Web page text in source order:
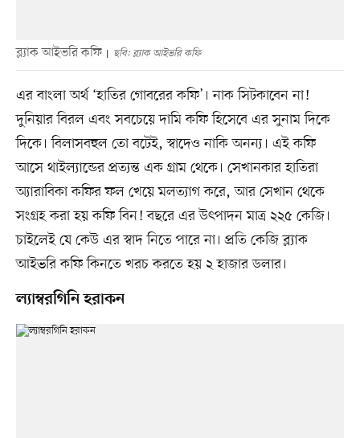
ব্ল্যাক আইভরি কফি ছবি: ব্ল্যাক আইভরি কফি
এর বাংলা অর্থ ‘হাতির গোবরের কফি’। নাক সিটকাবেন না!
দুনিয়ার বিরল এবং সবচেয়ে দামি কফি হিসেবে এর সুনাম দিকে
দিকে। বিলাসবহুল তো বটেই, স্বাদেও নাকি অনন্য। এই কফি
আসে থাইল্যান্ডের প্রত্যন্ত এক গ্রাম থেকে। সেখানকার হাতিরা
অ্যারাবিকা কফির ফল খেয়ে মলত্যাগ করে, আর সেখান থেকে
সংগ্রহ করা হয় কফি বিন! বছরে এর উৎপাদন মাত্র ২২৫ কেজি।
চাইলেই যে কেউ এর স্বাদ নিতে পারে না। প্রতি কেজি ব্ল্যাক
আইভরি কফি কিনতে খরচ করতে হয় ২ হাজার ডলার।
ল্যাম্বরগিনি হরাকন